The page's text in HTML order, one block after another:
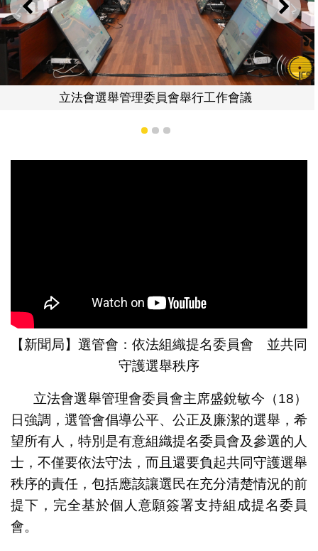
上一則 下一
委員會舉行工作會議 立法會選舉管理委
1 2 3
【新聞局】選管會：依法組織提名委員會 並共同
守護選舉秩序
立法會選舉管理會委員會主席盛銳敏今（18）
日強調，選管會倡導公平、公正及廉潔的選舉，希
望所有人，特別是有意組織提名委員會及參選的人
士，不僅要依法守法，而且還要負起共同守護選舉
秩序的責任，包括應該讓選民在充分清楚情況的前
提下，完全基於個人意願簽署支持組成提名委員
會。